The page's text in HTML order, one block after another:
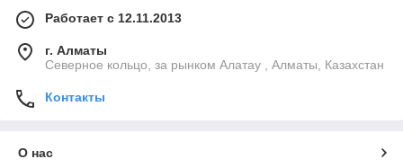
Работает с 12.11.2013
г. Алматы
Северное кольцо, за рынком Алатау , Алматы, Казахстан
Контакты
О нас